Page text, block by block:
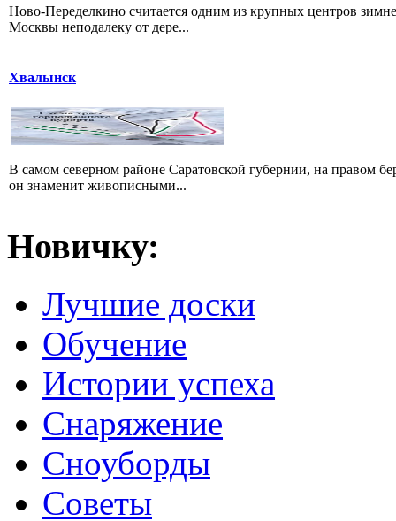
Ново-Переделкино считается одним из крупных центров
Москвы неподалеку от дере...
Хвалынск
В самом северном районе Саратовской губернии, на правом
он знаменит живописными...
Новичку:
Лучшие доски
Обучение
Истории успеха
Снаряжение
Сноуборды
Советы